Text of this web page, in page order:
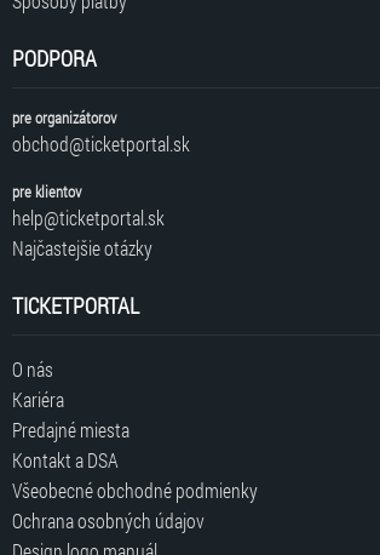
PODPORA
pre organizátorov
obchod@ticketportal.sk
pre klientov
help@ticketportal.sk
Najčastejšie otázky
TICKETPORTAL
O nás
Kariéra
Predajné miesta
Kontakt a DSA
Všeobecné obchodné podmienky
Ochrana osobných údajov